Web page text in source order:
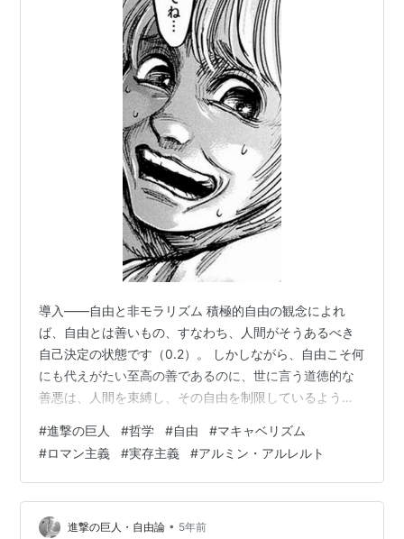
導入――自由と非モラリズム 積極的自由の観念によれ
ば、自由とは善いもの、すなわち、人間がそうあるべき
自己決定の状態です（0.2）。 しかしながら、自由こそ何
にも代えがたい至高の善であるのに、世に言う道徳的な
善悪は、人間を束縛し、その自由を制限しているように
のと言えるのでしょうか。 この問いをめぐって哲学者た
ちがとる立場はさまざま。 でも多数派は「究極的には自
由と善は一致する」と考えます。 プラトンにはじまり、
ストア派、アウグスティヌス、スピノザ、カント、
等々、18世紀までの哲学者はだいたい、この立場。より
#進撃の巨人 #哲学 #自由 #マキャベリズム
#ロマン主義 #実存主義 #アルミン・アルレルト
進撃の巨人・自由論 • 5年前